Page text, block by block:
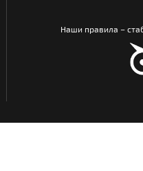
Наши правила –